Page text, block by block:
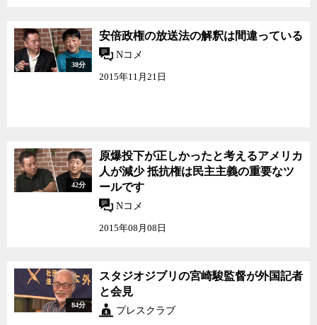
38分
安倍政権の放送法の解釈は間違っている
Nコメ
2015年11月21日
42分
原爆投下が正しかったと考えるアメリカ
人が減少 抵抗権は民主主義の重要なツ
ールです
Nコメ
2015年08月08日
84分
スタジオジブリの宮崎駿監督が外国記者
と会見
プレスクラブ